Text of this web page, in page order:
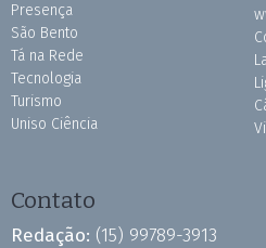
Presença
São Bento
Tá na Rede
Tecnologia
Turismo
Uniso Ciência
Contato
Redação: (15) 99789-3913